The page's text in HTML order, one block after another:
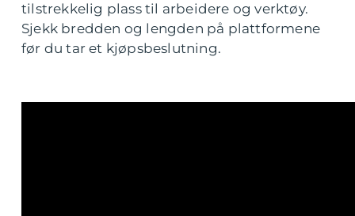
tilstrekkelig plass til arbeidere og verktøy.
Sjekk bredden og lengden på plattformene
før du tar et kjøpsbeslutning.